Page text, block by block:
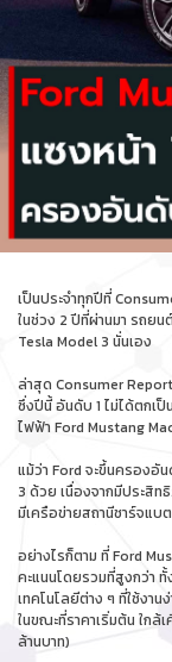
เป็นประจำทุกปีที่
ในช่วง 2 ปีที่ผ่านมา รถย
Tesla Model 3 นั่นเอง
ล่าสุด Consumer
ซึ่งปีนี้ อันดับ 1 ไม่ได้ตกเ
ไฟฟ้า Ford Mustang
แม้ว่า Ford จะขึ้นครองอั
3 ด้วย เนื่องจากมีประสิท
มีเครือข่ายสถานีชาร์จแ
อย่างไรก็ตาม ที่ Ford
คะแนนโดยรวมที่สูงกว่า ทั้
เทคโนโลยีต่าง ๆ ที่ใช้งาน
ในขณะที่ราคาเริ่มต้น ใก
ล้านบาท)